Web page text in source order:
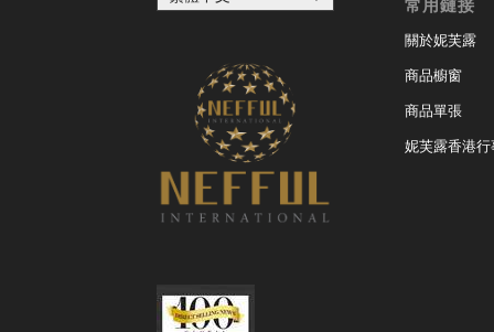
常用鏈接
關於妮芙露
商品櫥窗
商品單張
妮芙露香港行